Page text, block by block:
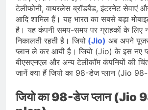
राष्ट्रीय हथकरघा दिवस की
देशभर में विशेष कार्यक्रमों के
बुनकरों और पारंपरिक वस्त्रों
August 2, 2026
टेलीफोनी, वायरलेस ब्रॉडबैंड, इंटरनेट सेवाएं
आदि शामिल हैं। यह भारत का सबसे बड़ा
है। यह कंपनी समय-समय पर ग्राहकों के लिए
निकालती रहती है। जियो (Jio) अब अपने
प्लान ले कर आयी है। जियो (Jio) के इस नए
बीएसएनएल और अन्य टेलीकॉम कंपनियों की
जानें क्या हैं जियो का 98-डेज प्लान (Jio
जियो का 98-डेज प्लान (Jio